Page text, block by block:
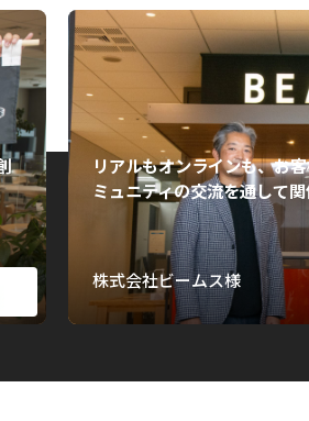
リアルもオンラインも、お
ミュニティの交流を通して
株式会社ビームス様